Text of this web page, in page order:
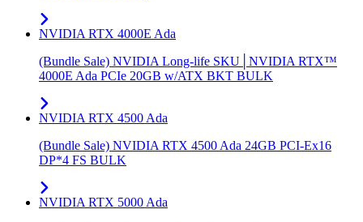
NVIDIA RTX 4000E Ada
(Bundle Sale) NVIDIA Long-life SKU│NVIDIA RTX™
4000E Ada PCIe 20GB w/ATX BKT BULK
NVIDIA RTX 4500 Ada
(Bundle Sale) NVIDIA RTX 4500 Ada 24GB PCI-Ex16
DP*4 FS BULK
NVIDIA RTX 5000 Ada